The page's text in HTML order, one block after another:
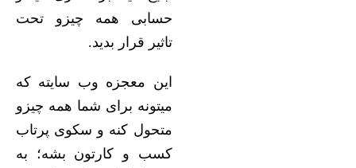
حسابی همه چیزو تحت
تاثیر قرار بدید.
این معجزه وب سایته که
میتونه برای شما همه چیزو
متحول کنه و سکوی پرتاب
کسب و کارتون بشه؛ به